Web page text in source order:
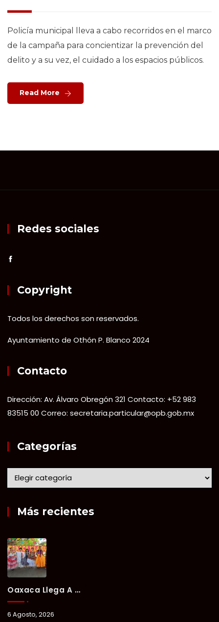
Policía municipal lleva a cabo recorridos en el marco
de la campaña para concientizar la prevención del
delito y a su vez, el cuidado a los espacios públicos.
Read More
Redes sociales
Copyright
Todos los derechos son reservados.
Ayuntamiento de Othón P. Blanco 2024
Contacto
Dirección: Av. Álvaro Obregón 321 Contacto: +52 983
83515 00 Correo: secretaria.particular@opb.gob.mx
Categorías
Más recientes
Oaxaca Llega A Chetumal Con El Color, Sabor Y Tradición De La Guelaguetza 2026.
6 Agosto, 2026